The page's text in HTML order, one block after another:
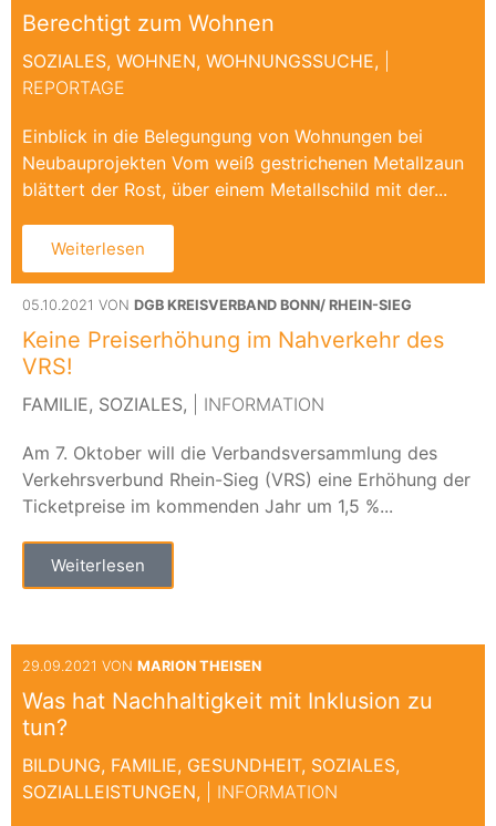
Berechtigt zum Wohnen
SOZIALES, WOHNEN, WOHNUNGSSUCHE,
REPORTAGE
Einblick in die Belegungung von Wohnungen bei
Neubauprojekten Vom weiß gestrichenen Metallzaun
blättert der Rost, über einem Metallschild mit der...
Weiterlesen
05.10.2021 VON DGB KREISVERBAND BONN/ RHEIN-SIEG
Keine Preiserhöhung im Nahverkehr des
VRS!
FAMILIE, SOZIALES, | INFORMATION
Am 7. Oktober will die Verbandsversammlung des
Verkehrsverbund Rhein-Sieg (VRS) eine Erhöhung der
Ticketpreise im kommenden Jahr um 1,5 %...
Weiterlesen
29.09.2021 VON MARION THEISEN
Was hat Nachhaltigkeit mit Inklusion zu
tun?
BILDUNG, FAMILIE, GESUNDHEIT, SOZIALES,
SOZIALLEISTUNGEN,
| INFORMATION